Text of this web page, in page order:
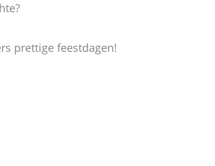
prettige feestdagen!